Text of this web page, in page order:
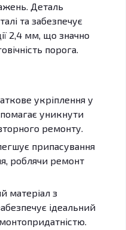
Деталь
та забезпечує
2,4 мм, що значно
порога.
укріплення у
уникнути
ремонту.
припасування
роблячи ремонт
матеріал з
ідеальний